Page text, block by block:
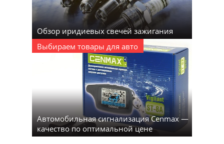
Обзор иридиевых свечей зажигания
Выбираем товары для авто
Автомобильная сигнализация Cenmax —
качество по оптимальной цене